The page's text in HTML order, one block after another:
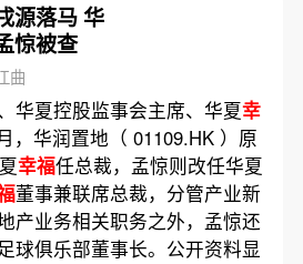
源落马 华
惊被查
曲
华夏控股监事会主席、华夏幸
，华润置地（ 01109.HK ）原
幸福任总裁，孟惊则改任华夏
董事兼联席总裁，分管产业新
产业务相关职务之外，孟惊还
球俱乐部董事长。公开资料显